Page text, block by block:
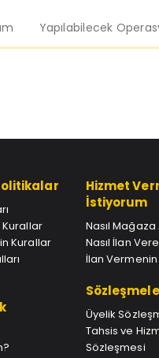
Yapılabilecek
Kurallar
Kurallar
Hizmet
İstiyorum
Nasıl Mağaza
Nasıl İlan
İlan Vermenin
Üyelik
Tahsis ve
Sözleşmesi